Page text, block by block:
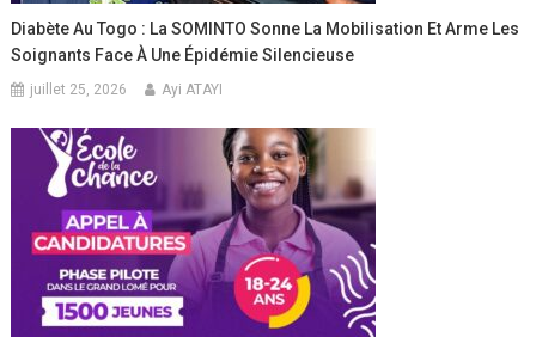
Diabète Au Togo : La SOMINTO Sonne La Mobilisation Et Arme Les
Soignants Face À Une Épidémie Silencieuse
juillet 25, 2026 Ayi ATAYI